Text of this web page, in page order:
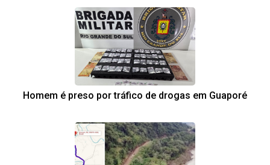
Homem é preso por tráfico de drogas em Guaporé